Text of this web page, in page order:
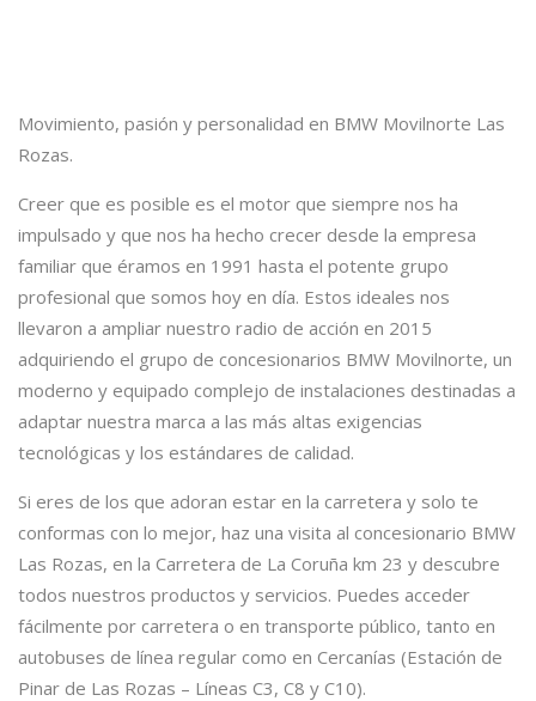
Movimiento, pasión y personalidad en BMW Movilnorte Las
Rozas.
Creer que es posible es el motor que siempre nos ha
impulsado y que nos ha hecho crecer desde la empresa
familiar que éramos en 1991 hasta el potente grupo
profesional que somos hoy en día. Estos ideales nos
llevaron a ampliar nuestro radio de acción en 2015
adquiriendo el grupo de concesionarios BMW Movilnorte, un
moderno y equipado complejo de instalaciones destinadas a
adaptar nuestra marca a las más altas exigencias
tecnológicas y los estándares de calidad.
Si eres de los que adoran estar en la carretera y solo te
conformas con lo mejor, haz una visita al concesionario BMW
Las Rozas, en la Carretera de La Coruña km 23 y descubre
todos nuestros productos y servicios. Puedes acceder
fácilmente por carretera o en transporte público, tanto en
autobuses de línea regular como en Cercanías (Estación de
Pinar de Las Rozas – Líneas C3, C8 y C10).